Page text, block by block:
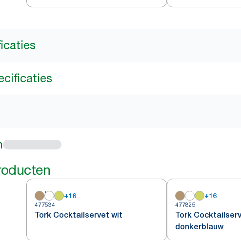
+16
477534
Tork Cocktailservet wit
+16
477825
Tork
donkerblauw